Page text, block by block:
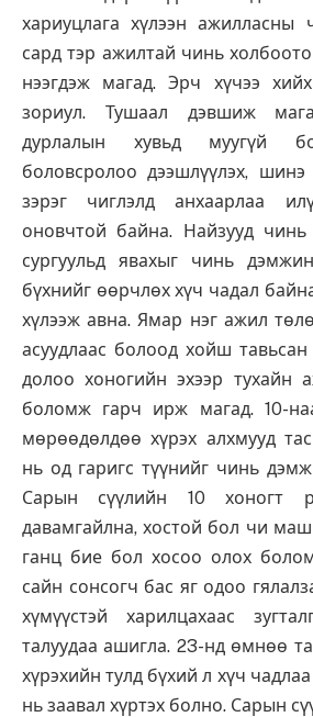
хариуцлага хүлээн ажилласны
сард тэр ажилтай чинь
нээгдэж магад. Эрч хүчээ
зориул. Тушаал дэвшиж
дурлалын хувьд муугүй
боловсролоо дээшлүүлэх, шинэ
зэрэг чиглэлд анхаарлаа
оновчтой байна. Найзууд чинь
сургуульд явахыг чинь
бүхнийг өөрчлөх хүч чадал
хүлээж авна. Ямар нэг ажил
асуудлаас болоод хойш
долоо хоногийн эхээр тухайн
боломж гарч ирж магад. 10-
мөрөөдөлдөө хүрэх алхмууд
нь од гаригс түүнийг чинь
Сарын сүүлийн 10 хоногт
давамгайлна, хостой бол чи
ганц бие бол хосоо олох
сайн сонсогч бас яг одоо
хүмүүстэй харилцахаас
талуудаа ашигла. 23-нд өмнөө
хүрэхийн тулд бүхий л хүч
нь заавал хүртэх болно. Сарын